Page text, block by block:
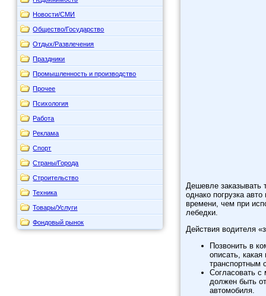
Новости/СМИ
Общество/Государство
Отдых/Развлечения
Праздники
Промышленность и производство
Прочее
Психология
Работа
Реклама
Спорт
Страны/Города
Строительство
Техника
Товары/Услуги
Фондовый рынок
Дешевле заказывать
однако погрузка
времени, чем при
лебедки.
Действия водителя
Позвонить в
описать,
транспортным
Согласовать с
должен быть
автомобиля.